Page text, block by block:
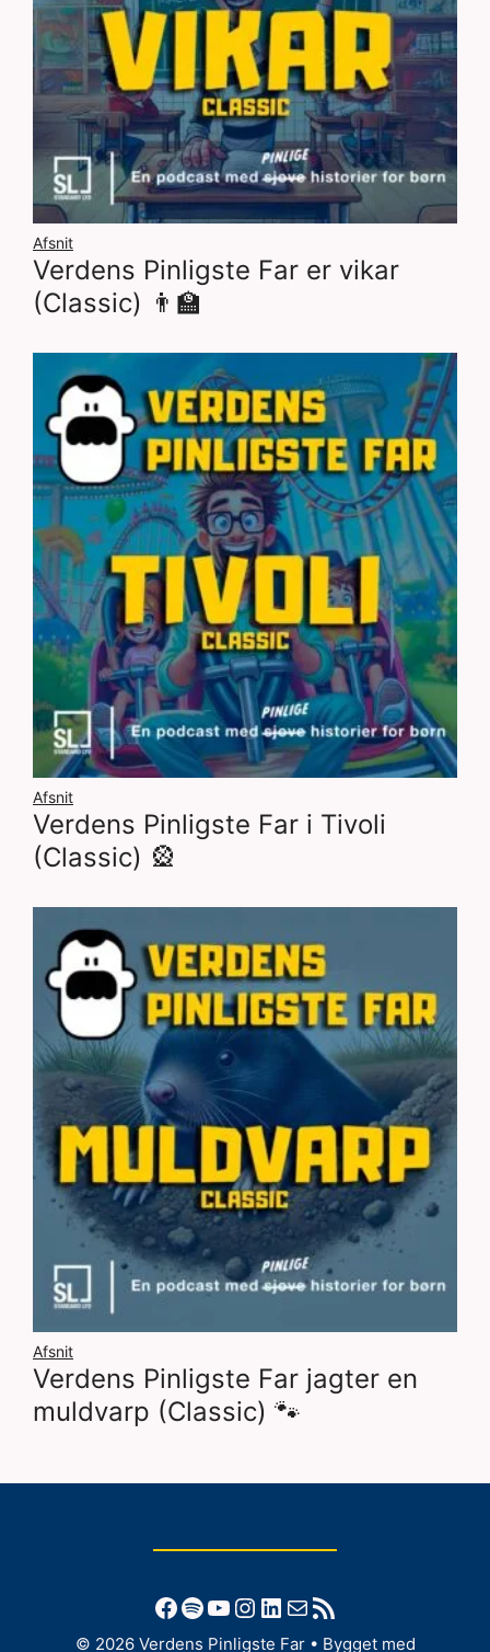
Afsnit
Verdens Pinligste Far er vikar
(Classic) 👨‍🏫
Afsnit
Verdens Pinligste Far i Tivoli
(Classic) 🎡
Afsnit
Verdens Pinligste Far jagter en
muldvarp (Classic) 🐾
Facebook
Spotify
YouTube
Instagram
LinkedIn
Mail
RSS-feed
© 2026 Verdens Pinligste Far• Bygget med